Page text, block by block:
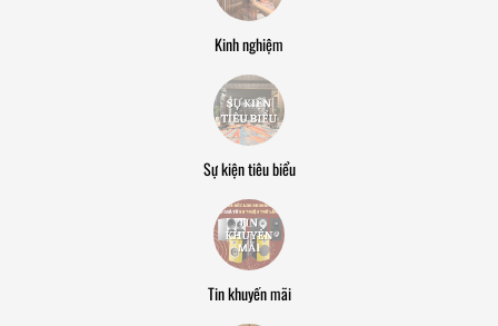
Kinh nghiệm
Sự kiện tiêu biểu
Tin khuyến mãi